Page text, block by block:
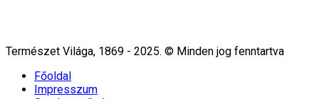
Természet Világa, 1869 - 2025. © Minden jog fenntartva
Főoldal
Impresszum